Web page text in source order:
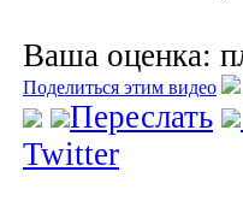
Ваша оценка:
Поделиться этим видео
Переслать
Twitter